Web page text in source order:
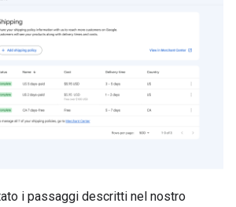
i passaggi descritti nel nostro